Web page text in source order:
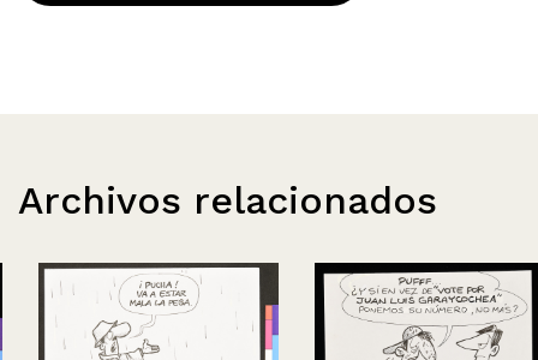
Archivos relacionados